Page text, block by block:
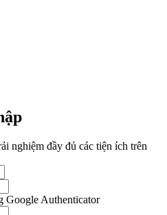
nghiệm đầy đủ các tiện ích trên
Google Authenticator